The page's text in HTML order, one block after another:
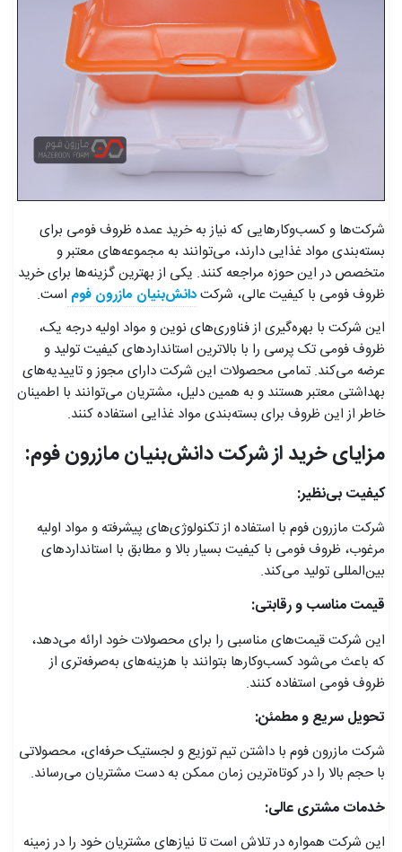
شرکت‌ها و کسب‌وکارهایی که نیاز به خرید عمده ظروف فومی برای
بسته‌بندی مواد غذایی دارند، می‌توانند به مجموعه‌های معتبر و
متخصص در این حوزه مراجعه کنند. یکی از بهترین گزینه‌ها برای خرید
ظروف فومی با کیفیت عالی، شرکتدانش‌بنیان مازرون فوم است.
این شرکت با بهره‌گیری از فناوری‌های نوین و مواد اولیه درجه یک،
ظروف فومی تک پرسی را با بالاترین استانداردهای کیفیت تولید و
عرضه می‌کند. تمامی محصولات این شرکت دارای مجوز و تاییدیه‌های
بهداشتی معتبر هستند و به همین دلیل، مشتریان می‌توانند با اطمینان
خاطر از این ظروف برای بسته‌بندی مواد غذایی استفاده کنند.
مزایای خرید از شرکت دانش‌بنیان مازرون فوم:
کیفیت بی‌نظیر:
شرکت مازرون فوم با استفاده از تکنولوژی‌های پیشرفته و مواد اولیه
مرغوب، ظروف فومی با کیفیت بسیار بالا و مطابق با استانداردهای
بین‌المللی تولید می‌کند.
قیمت مناسب و رقابتی:
این شرکت قیمت‌های مناسبی را برای محصولات خود ارائه می‌دهد،
که باعث می‌شود کسب‌وکارها بتوانند با هزینه‌های به‌صرفه‌تری از
ظروف فومی استفاده کنند.
تحویل سریع و مطمئن:
شرکت مازرون فوم با داشتن تیم توزیع و لجستیک حرفه‌ای، محصولاتی
با حجم بالا را در کوتاه‌ترین زمان ممکن به دست مشتریان می‌رساند.
خدمات مشتری عالی:
این شرکت همواره در تلاش است تا نیازهای مشتریان خود را در زمینه